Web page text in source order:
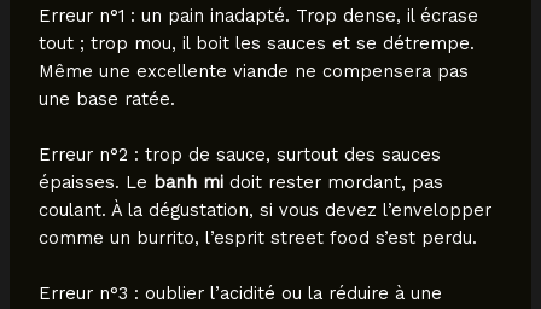
Erreur n°1 : un pain inadapté. Trop dense, il écrase
tout ; trop mou, il boit les sauces et se détrempe.
Même une excellente viande ne compensera pas
une base ratée.
Erreur n°2 : trop de sauce, surtout des sauces
épaisses. Le banh midoit rester mordant, pas
coulant. À la dégustation, si vous devez l’envelopper
comme un burrito, l’esprit street food s’est perdu.
Erreur n°3 : oublier l’acidité ou la réduire à une